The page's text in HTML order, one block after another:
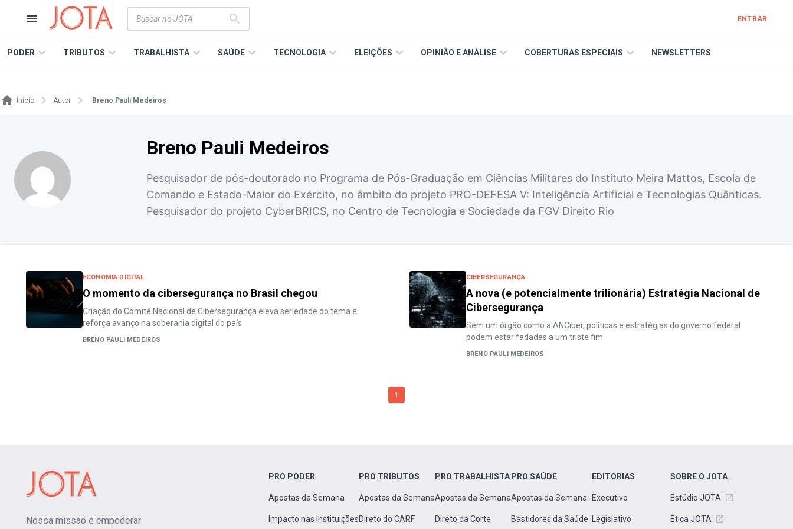
ENTRAR
PODER TRIBUTOS TRABALHISTA SAÚDE TECNOLOGIA ELEIÇÕES OPINIÃO E ANÁLISE COBERTURAS ESPECIAIS NEWSLETTERS
Início Autor Breno Pauli Medeiros
Breno Pauli Medeiros
Pesquisador de pós-doutorado no Programa de Pós-Graduação em Ciências Militares do Instituto Meira Mattos, Escola de
Comando e Estado-Maior do Exército, no âmbito do projeto PRO-DEFESA V: Inteligência Artificial e Tecnologias Quânticas.
Pesquisador do projeto CyberBRICS, no Centro de Tecnologia e Sociedade da FGV Direito Rio
ECONOMIA DIGITAL
O momento da cibersegurança no Brasil chegou
Criação do Comitê Nacional de Cibersegurança eleva seriedade do tema e
reforça avanço na soberania digital do país
BRENO PAULI MEDEIROS
CIBERSEGURANÇA
A nova (e potencialmente trilionária) Estratégia Nacional de
Cibersegurança
Sem um órgão como a ANCiber, políticas e estratégias do governo federal
podem estar fadadas a um triste fim
BRENO PAULI MEDEIROS
1
Nossa missão é empoderar
PRO PODER
Apostas da Semana
Impacto nas Instituições
PRO TRIBUTOS
Apostas da Semana
Direto do CARF
PRO TRABALHISTA
Apostas da Semana
Direto da Corte
PRO SAÚDE
Apostas da Semana
Bastidores da Saúde
EDITORIAS
Executivo
Legislativo
SOBRE O JOTA
Estúdio JOTA
Ética JOTA